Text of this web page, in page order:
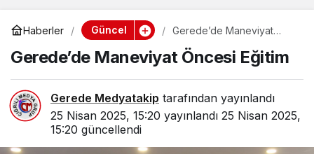
Haberler Güncel
Gerede’de Maneviyat
Gerede’de Maneviyat Öncesi Eğitim
Gerede Medyatakip tarafından yayınlandı
25 Nisan 2025, 15:20 yayınlandı 25 Nisan 2025,
15:20 güncellendi